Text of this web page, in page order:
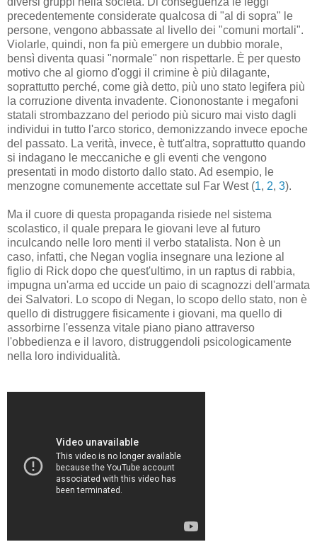
precedentemente considerate qualcosa di "al di sopra" le
persone, vengono abbassate al livello dei "comuni mortali".
Violarle, quindi, non fa più emergere un dubbio morale,
bensì diventa quasi "normale" non rispettarle. È per questo
motivo che al giorno d'oggi il crimine è più dilagante,
soprattutto perché, come già detto, più uno stato legifera più
la corruzione diventa invadente. Ciononostante i megafoni
statali strombazzano del periodo più sicuro mai visto dagli
individui in tutto l'arco storico, demonizzando invece epoche
del passato. La verità, invece, è tutt'altra, soprattutto quando
si indagano le meccaniche e gli eventi che vengono
presentati in modo distorto dallo stato. Ad esempio, le
menzogne comunemente accettate sul Far West (1, 2, 3).
Ma il cuore di questa propaganda risiede nel sistema
scolastico, il quale prepara le giovani leve al futuro
inculcando nelle loro menti il verbo statalista. Non è un
caso, infatti, che Negan voglia insegnare una lezione al
figlio di Rick dopo che quest'ultimo, in un raptus di rabbia,
impugna un'arma ed uccide un paio di scagnozzi dell'armata
dei Salvatori. Lo scopo di Negan, lo scopo dello stato, non è
quello di distruggere fisicamente i giovani, ma quello di
assorbirne l'essenza vitale piano piano attraverso
l'obbedienza e il lavoro, distruggendoli psicologicamente
nella loro individualità.